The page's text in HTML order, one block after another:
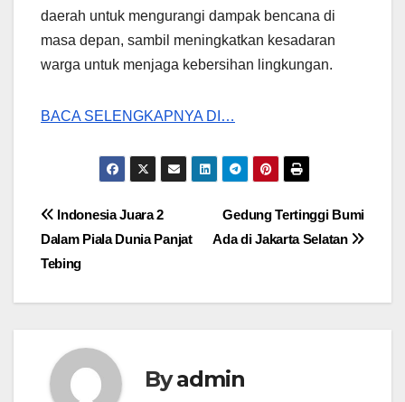
daerah untuk mengurangi dampak bencana di
masa depan, sambil meningkatkan kesadaran
warga untuk menjaga kebersihan lingkungan.
BACA SELENGKAPNYA DI…
Post
navigation
Gedung Tertinggi Bumi
Ada di Jakarta Selatan
Indonesia Juara 2
Dalam Piala Dunia Panjat
Tebing
Byadmin